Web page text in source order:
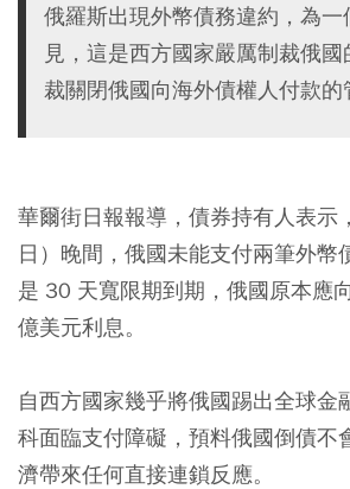
俄羅斯出現外幣債務違約，為一
見，這是西方國家嚴厲制裁俄
裁關閉俄國向海外債權人付款的
華爾街日報報導，債券持有人表示
日）晚間，俄國未能支付兩筆外幣
是 30 天寬限期到期，俄國原本應
億美元利息。
自西方國家幾乎將俄國踢出全球金
科面臨支付障礙，預料俄國倒債不
濟帶來任何直接連鎖反應。